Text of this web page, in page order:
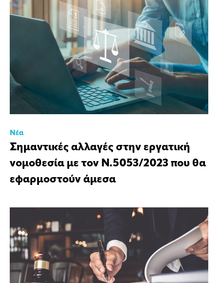
Νέα
Σημαντικές αλλαγές στην εργατική
νομοθεσία με τον Ν.5053/2023 που θα
εφαρμοστούν άμεσα